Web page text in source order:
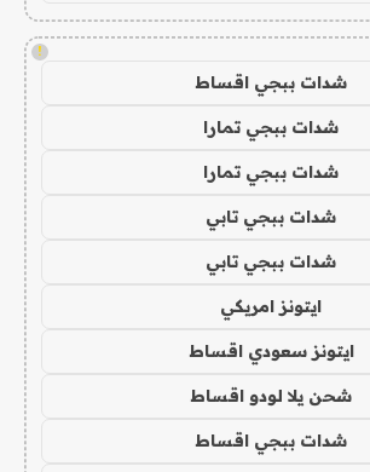
!
شدات ببجي اقساط
شدات ببجي تمارا
شدات ببجي تمارا
شدات ببجي تابي
شدات ببجي تابي
ايتونز امريكي
ايتونز سعودي اقساط
شحن يلا لودو اقساط
شدات ببجي اقساط